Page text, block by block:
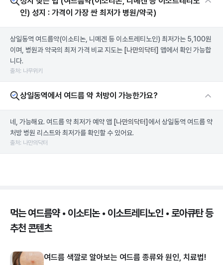
인) 성지 : 가격이 가장 싼 최저가 병원/약국)
상일동역 여드름약(이소티논, 니메겐 등 이소트레티노인) 최저가는 5,100원
이며, 병원과 약국의 최저 가격 비교 지도는 [나만의닥터] 앱에서 확인 가능합
니다.
출처: 나무위키
상일동역에서 여드름 약 처방이 가능한가요?
네, 가능해요. 여드름 약 최저가 예약 앱 [나만의닥터] 에서 상일동역 여드름 약
처방 병원 리스트와 최저가를 확인할 수 있어요.
출처: 나만의닥터
먹는 여드름약 • 이소티논 • 이소트레티노인 • 로아큐탄 등
추천 콘텐츠
여드름 색깔로 알아보는 여드름 종류와 원인, 치료법!